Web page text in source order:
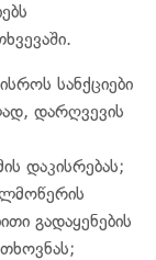
სანქციები
დარღვევის
დაკისრებას;
გადაყენების